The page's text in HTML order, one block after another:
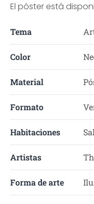
El póster está
Tema
Color
Material
Formato
Habitaciones
Artistas
Forma de arte